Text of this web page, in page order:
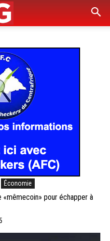
Économie
«mêmecoin» pour échapper à